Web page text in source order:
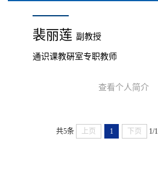
裴丽莲 副教授
通识课教硏室专职教师
查看个人简介
共5条 上页 1 下页 1/1